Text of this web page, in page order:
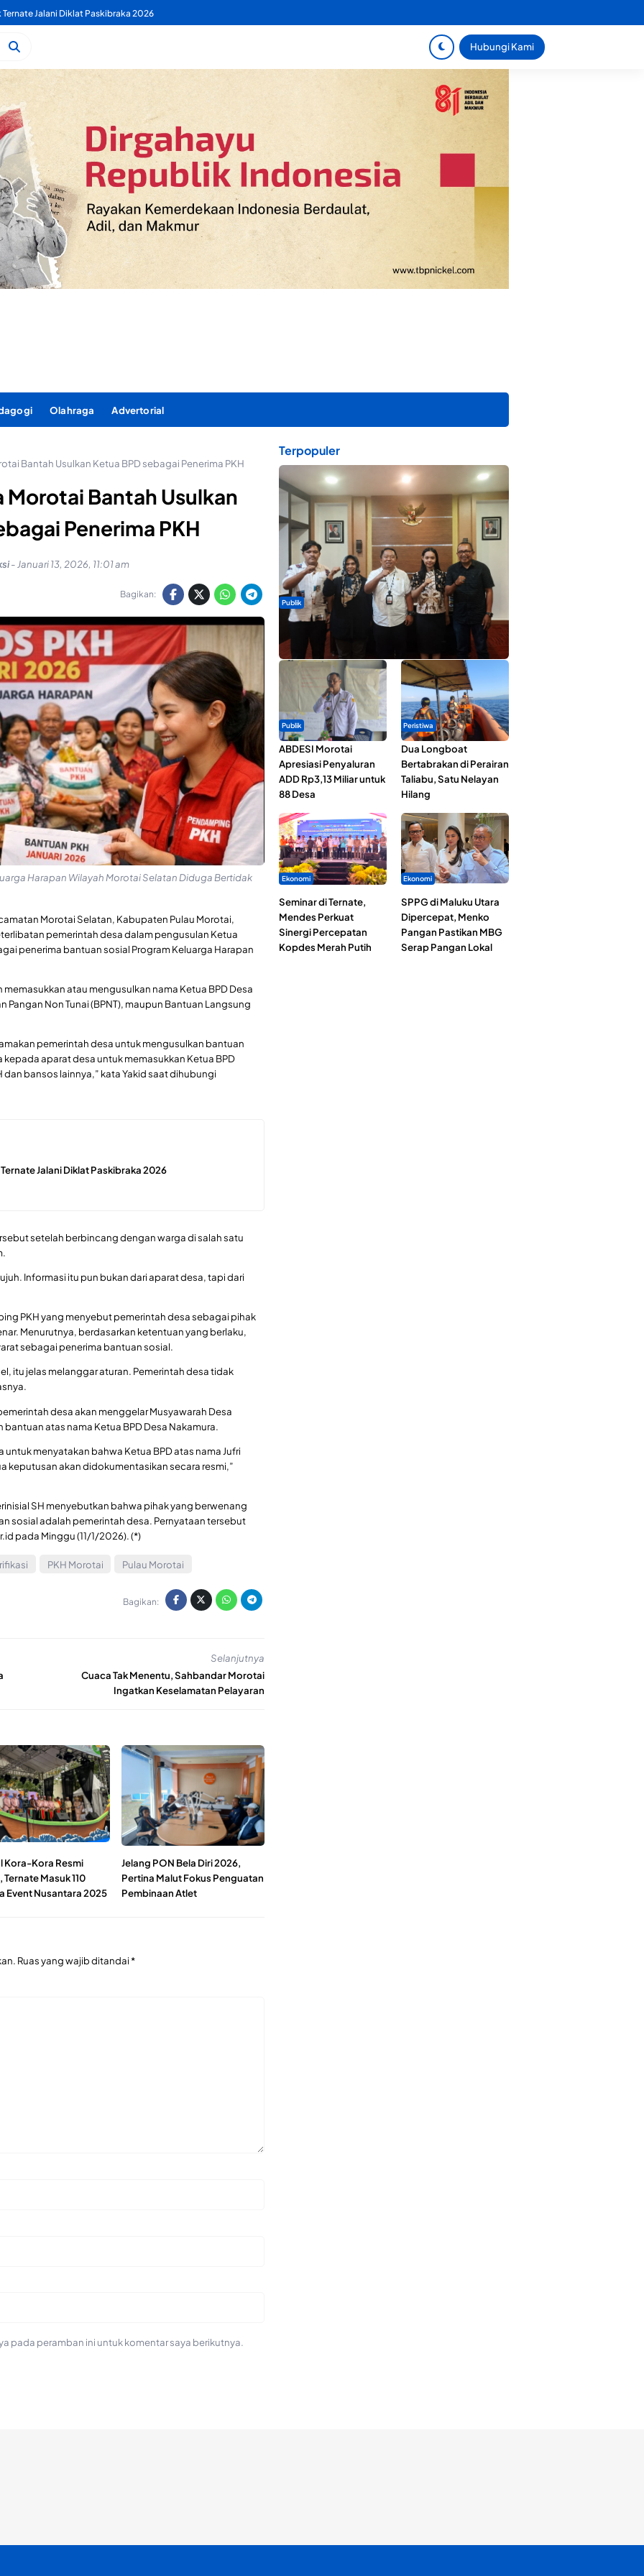
Benahi Pelayanan Air Bersih Secara Menyeluruh
Hubungi Kami
Olahraga Advertorial
Bantah Usulkan Ketua BPD sebagai Penerima PKH
Morotai Bantah Usulkan
Penerima PKH
- Januari 13, 2026, 11:01 am
Bagikan:
Harapan Wilayah Morotai Selatan Diduga Bertidak
Morotai Selatan, Kabupaten Pulau Morotai,
pemerintah desa dalam pengusulan Ketua
penerima bantuan sosial Program Keluarga Harapan
atau mengusulkan nama Ketua BPD Desa
Pangan Non Tunai (BPNT), maupun Bantuan Langsung
pemerintah desa untuk mengusulkan bantuan
aparat desa untuk memasukkan Ketua BPD
bansos lainnya,” kata Yakid saat dihubungi
Jalani Diklat Paskibraka 2026
setelah berbincang dengan warga di salah satu
Informasi itu pun bukan dari aparat desa, tapi dari
PKH yang menyebut pemerintah desa sebagai pihak
Menurutnya, berdasarkan ketentuan yang berlaku,
sebagai penerima bantuan sosial.
itu jelas melanggar aturan. Pemerintah desa tidak
desa akan menggelar Musyawarah Desa
atas nama Ketua BPD Desa Nakamura.
untuk menyatakan bahwa Ketua BPD atas nama Jufri
keputusan akan didokumentasikan secara resmi,”
SH menyebutkan bahwa pihak yang berwenang
sosial adalah pemerintah desa. Pernyataan tersebut
pada Minggu (11/1/2026). (*)
PKH Morotai Pulau Morotai
Bagikan:
Selanjutnya
Cuaca Tak Menentu, Sahbandar Morotai
Ingatkan Keselamatan Pelayaran
Kora-Kora Resmi
Ternate Masuk 110
Event Nusantara 2025
Jelang PON Bela Diri 2026,
Pertina Malut Fokus Penguatan
Pembinaan Atlet
Ruas yang wajib ditandai*
pada peramban ini untuk komentar saya berikutnya.
Terpopuler
Publik
Dua Talenta Muda Ternate Wakili Maluku Utara di
Gita Bahana Nusantara 2026
Publik
ABDESI Morotai
Apresiasi Penyaluran
ADD Rp3,13 Miliar untuk
88 Desa
Peristiwa
Dua Longboat
Bertabrakan di Perairan
Taliabu, Satu Nelayan
Hilang
Ekonomi
Seminar di Ternate,
Mendes Perkuat
Sinergi Percepatan
Kopdes Merah Putih
Ekonomi
SPPG di Maluku Utara
Dipercepat, Menko
Pangan Pastikan MBG
Serap Pangan Lokal